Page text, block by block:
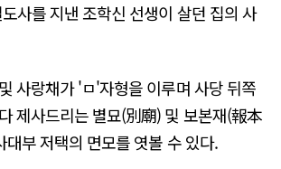
사를 지낸 조학신 선생이 살던 집의 사
사랑채가 'ㅁ'자형을 이루며 사당 뒤쪽
제사드리는 별묘(別廟) 및 보본재(報本
대부 저택의 면모를 엿볼 수 있다.